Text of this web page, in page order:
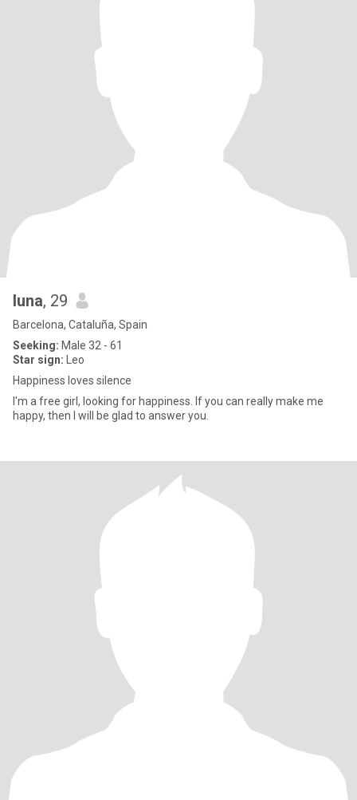
luna, 29
Barcelona, Cataluña, Spain
Seeking: Male 32 - 61
Star sign: Leo
Happiness loves silence
I'm a free girl, looking for happiness. If you can really make me
happy, then I will be glad to answer you.